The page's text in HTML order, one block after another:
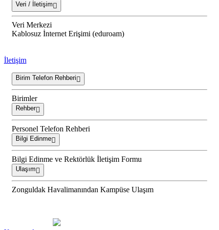
Veri / İletişim
Veri Merkezi
Kablosuz İnternet Erişimi (eduroam)
İletişim
Birim Telefon Rehberi
Birimler
Rehber
Personel Telefon Rehberi
Bilgi Edinme
Bilgi Edinme ve Rektörlük İletişim Formu
Ulaşım
Zonguldak Havalimanından Kampüse Ulaşım